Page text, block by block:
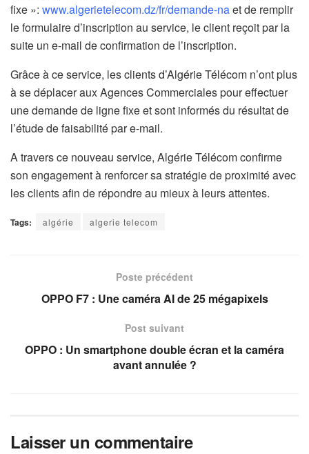
fixe »: www.algerietelecom.dz/fr/demande-naet de remplir
le formulaire d’inscription au service, le client reçoit par la
suite un e-mail de confirmation de l’inscription.
Grâce à ce service, les clients d’Algérie Télécom n’ont plus
à se déplacer aux Agences Commerciales pour effectuer
une demande de ligne fixe et sont informés du résultat de
l’étude de faisabilité par e-mail.
A travers ce nouveau service, Algérie Télécom confirme
son engagement à renforcer sa stratégie de proximité avec
les clients afin de répondre au mieux à leurs attentes.
Tags: algérie algerie telecom
Poste précédent
OPPO F7 : Une caméra AI de 25 mégapixels
Post suivant
OPPO : Un smartphone double écran et la caméra
avant annulée ?
Laisser un commentaire